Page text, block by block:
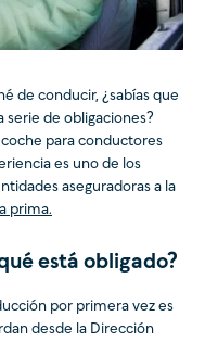
de conducir, ¿sabías que
de obligaciones?
para conductores
es uno de los
aseguradoras a la
prima.
está obligado?
por primera vez es
desde la Dirección